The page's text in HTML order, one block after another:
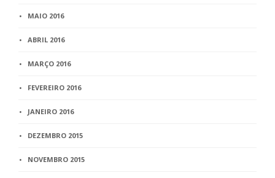
MAIO 2016
ABRIL 2016
MARÇO 2016
FEVEREIRO 2016
JANEIRO 2016
DEZEMBRO 2015
NOVEMBRO 2015